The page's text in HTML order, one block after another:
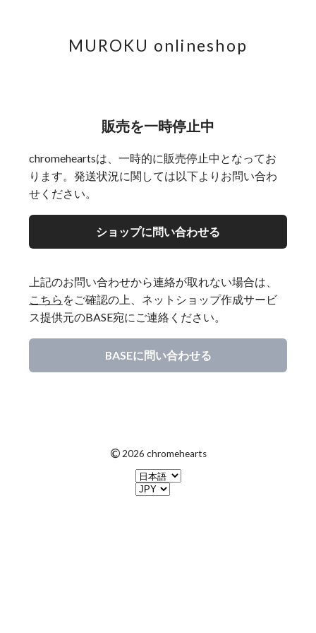
MUROKU onlineshop
販売を一時停止中
chromeheartsは、一時的に販売停止中となってお
ります。発送状況に関しては以下よりお問い合わ
せください。
ショップに問い合わせる
上記のお問い合わせから連絡が取れない場合は、
こちら をご確認の上、ネットショップ作成サービ
ス提供元のBASE宛にご連絡ください。
BASEに問い合わせる
© 2026 chromehearts